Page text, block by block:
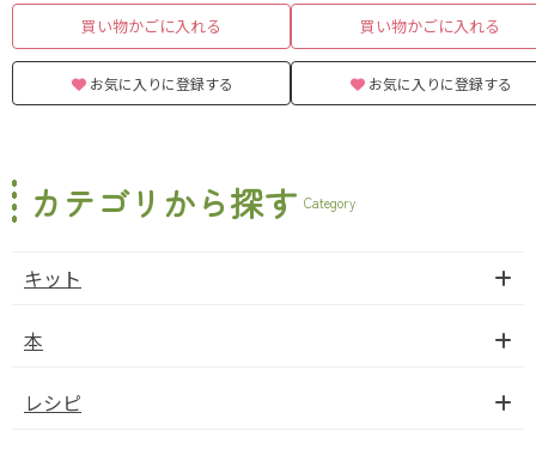
買い物かごに入れる
お気に入りに登録する
買い物かごに入れる
お気に入りに登録する
カテゴリから探す Category
キット
本
レシピ